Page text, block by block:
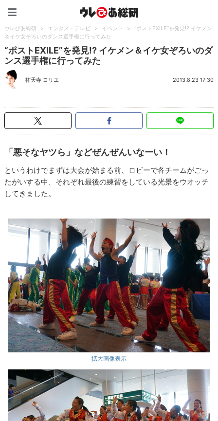
ウレぴあ総研 > エンタメ・テレビ > イベント >
“ポストEXILE”を発見!? イケメン
＆イケ女ぞろいのダンス選手権に行ってみた
“ポストEXILE”を発見!? イケメン＆イケ女ぞろいのダ
ンス選手権に行ってみた
祐天寺 ヨリエ 2013.8.23 17:30
「悪そなヤツら」などぜんぜんいなーい！
というわけでまずは大会が始まる前、ロビーで各チームがごっ
たがいする中、それぞれ最後の練習をしている光景をウオッチ
してきました。
拡大画像表示